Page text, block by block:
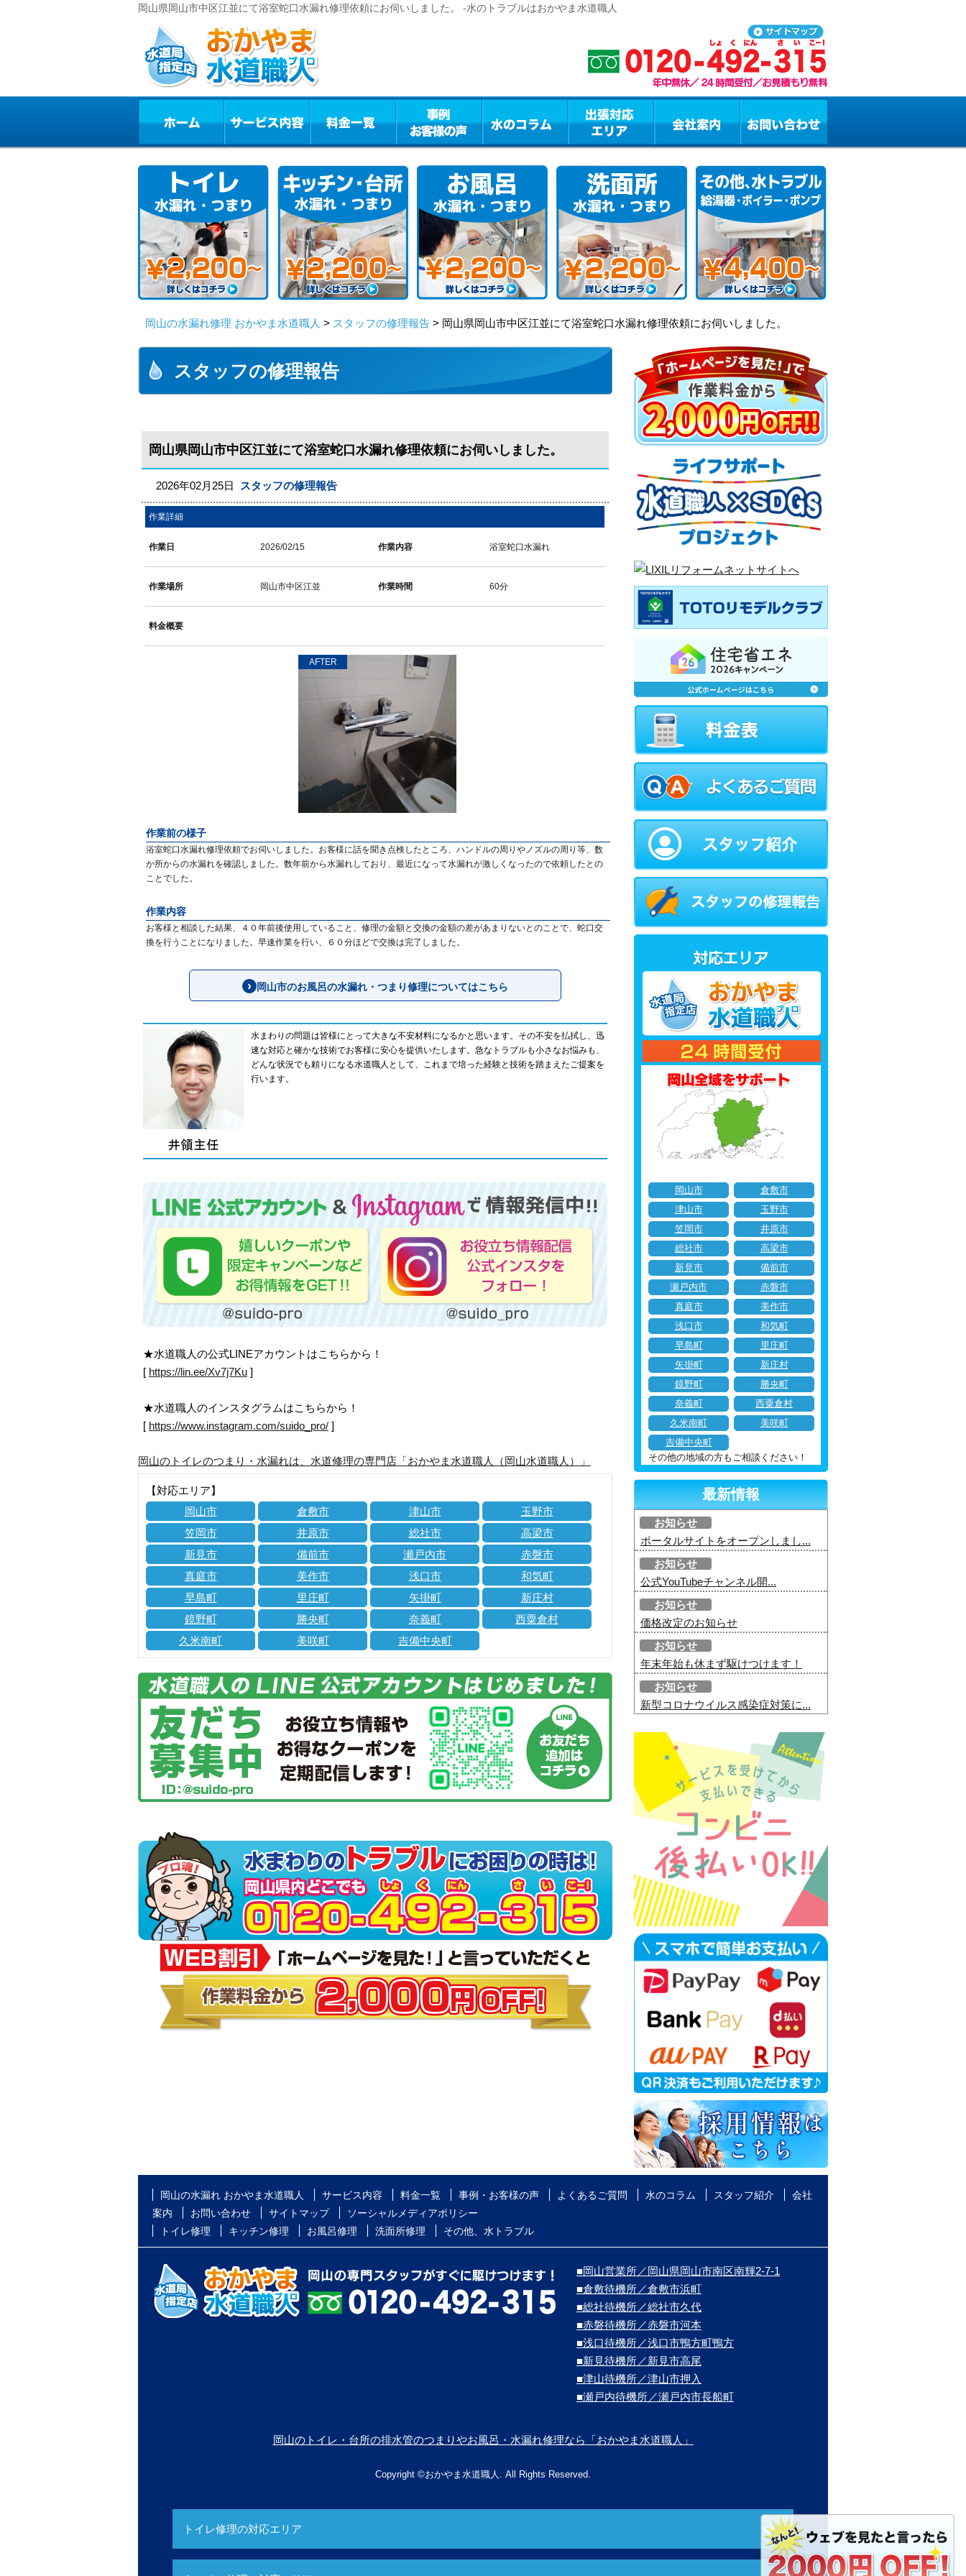
岡山県岡山市中区江並にて浴室蛇口水漏れ修理依頼にお伺いしました。 -水のトラブルはおかやま水道職人
岡山の水漏れ修理 おかやま水道職人 > スタッフの修理報告 > 岡山県岡山市中区江並にて浴室蛇口水漏れ修理依頼にお伺いしました。
スタッフの修理報告
岡山県岡山市中区江並にて浴室蛇口水漏れ修理依頼にお伺いしました。
2026年02月25日 スタッフの修理報告
作業詳細
作業日 2026/02/15 作業内容 浴室蛇口水漏れ
作業場所 岡山市中区江並 作業時間 60分
料金概要
AFTER
作業前の様子
浴室蛇口水漏れ修理依頼でお伺いしました。お客様に話を聞き点検したところ、ハンドルの周りやノズルの周り等、数
か所からの水漏れを確認しました。数年前から水漏れしており、最近になって水漏れが激しくなったので依頼したとの
ことでした。
作業内容
お客様と相談した結果、４０年前後使用していること、修理の金額と交換の金額の差があまりないとのことで、蛇口交
換を行うことになりました。早速作業を行い、６０分ほどで交換は完了しました。
岡山市のお風呂の水漏れ・つまり修理についてはこちら
水まわりの問題は皆様にとって大きな不安材料になるかと思います。その不安を払拭し、迅
速な対応と確かな技術でお客様に安心を提供いたします。急なトラブルも小さなお悩みも、
どんな状況でも頼りになる水道職人として、これまで培った経験と技術を踏まえたご提案を
行います。
★水道職人の公式LINEアカウントはこちらから！
[ https://lin.ee/Xv7j7Ku ]
★水道職人のインスタグラムはこちらから！
[ https://www.instagram.com/suido_pro/ ]
岡山のトイレのつまり・水漏れは、水道修理の専門店「おかやま水道職人（岡山水道職人）」
【対応エリア】
岡山市
倉敷市 津山市
玉野市
笠岡市
井原市 総社市
高梁市
新見市
備前市 瀬戸内市
赤磐市
真庭市
美作市 浅口市
和気町
早島町
里庄町 矢掛町
新庄村
鏡野町
勝央町 奈義町
西粟倉村
久米南町
美咲町 吉備中央町
岡山市
倉敷市
津山市
玉野市
笠岡市
井原市
総社市
高梁市
新見市
備前市
瀬戸内市
赤磐市
真庭市
美作市
浅口市
和気町
早島町
里庄町
矢掛町
新庄村
鏡野町
勝央町
奈義町
西粟倉村
久米南町
美咲町
吉備中央町
その他の地域の方もご相談ください！
最新情報
お知らせ
ポータルサイトをオープンしまし...
お知らせ
公式YouTubeチャンネル開...
お知らせ
価格改定のお知らせ
お知らせ
年末年始も休まず駆けつけます！
お知らせ
新型コロナウイルス感染症対策に...
岡山の水漏れ おかやま水道職人 サービス内容 料金一覧 事例・お客様の声 よくあるご質問 水のコラム スタッフ紹介
会社
案内
お問い合わせ サイトマップ
ソーシャルメディアポリシー
トイレ修理
キッチン修理 お風呂修理 洗面所修理 その他、水トラブル
■岡山営業所／岡山県岡山市南区南輝2-7-1
■倉敷待機所／倉敷市浜町
■総社待機所／総社市久代
■赤磐待機所／赤磐市河本
■浅口待機所／浅口市鴨方町鴨方
■新見待機所／新見市高尾
■津山待機所／津山市押入
■瀬戸内待機所／瀬戸内市長船町
岡山のトイレ・台所の排水管のつまりやお風呂・水漏れ修理なら「おかやま水道職人」
Copyright ©おかやま水道職人. All Rights Reserved.
トイレ修理の対応エリア